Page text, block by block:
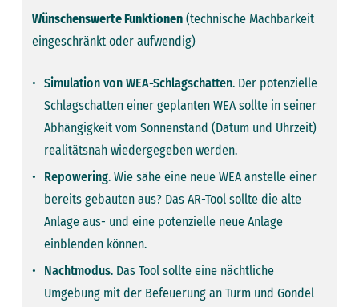
Wünschenswerte Funktionen (technische Machbarkeit
eingeschränkt oder aufwendig)
Simulation von WEA-Schlagschatten. Der potenzielle
Schlagschatten einer geplanten WEA sollte in seiner
Abhängigkeit vom Sonnenstand (Datum und ­Uhrzeit)
realitätsnah wiedergegeben werden.
Repowering. Wie sähe eine neue WEA anstelle einer
bereits gebauten aus? Das AR-Tool sollte die alte
Anlage aus- und eine­ ­potenzielle neue Anlage
einblenden können.
Nachtmodus. Das Tool sollte eine nächtliche
Umgebung mit der Befeuerung an Turm und Gondel